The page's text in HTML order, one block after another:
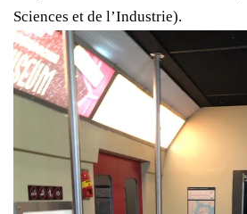
Sciences et de l’Industrie).